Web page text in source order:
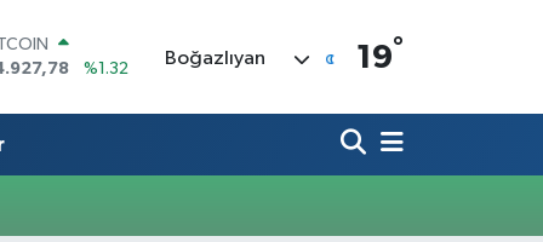
%1.32
%0.08
ALTIN
Boğazlıyan 19°